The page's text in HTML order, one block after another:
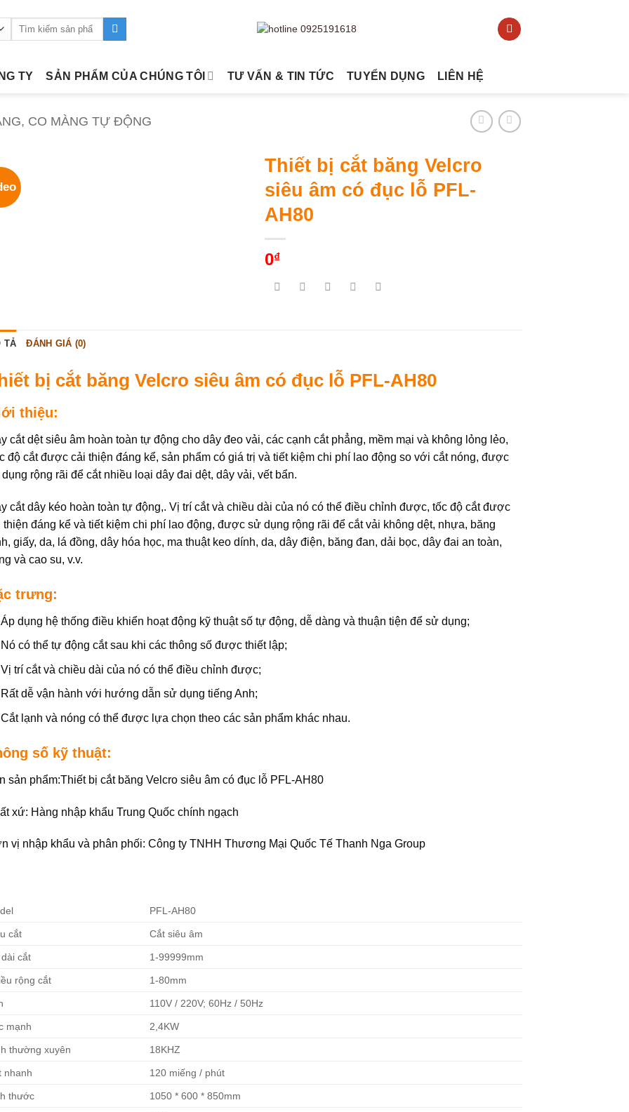
Tìm
TY SẢN PHẨM CỦA CHÚNG TÔI TƯ VẤN & TIN TỨC TUYỂN DỤNG LIÊN HỆ
CO MÀNG TỰ ĐỘNG
Thiết bị cắt băng Velcro
siêu âm có đục lỗ PFL-
AH80
0₫
TẢ ĐÁNH GIÁ (0)
bị cắt băng Velcro siêu âm có đục lỗ PFL-AH80
thiệu:
cắt dệt siêu âm hoàn toàn tự động cho dây đeo vải, các cạnh cắt phẳng, mềm mại và không lỏng lẻo,
độ cắt được cải thiện đáng kể, sản phẩm có giá trị và tiết kiệm chi phí lao động so với cắt nóng, được
rộng rãi để cắt nhiều loại dây đai dệt, dây vải, vết bẩn.
cắt dây kéo hoàn toàn tự động,. Vị trí cắt và chiều dài của nó có thể điều chỉnh được, tốc độ cắt được
thiện đáng kể và tiết kiệm chi phí lao động, được sử dụng rộng rãi để cắt vải không dệt, nhựa, băng
giấy, da, lá đồng, dây hóa học, ma thuật keo dính, da, dây điện, băng đan, dải bọc, dây đai an toàn,
và cao su, v.v.
trưng:
Áp dụng hệ thống điều khiển hoạt động kỹ thuật số tự động, dễ dàng và thuận tiện để sử dụng;
Nó có thể tự động cắt sau khi các thông số được thiết lập;
Vị trí cắt và chiều dài của nó có thể điều chỉnh được;
Rất dễ vận hành với hướng dẫn sử dụng tiếng Anh;
Cắt lạnh và nóng có thể được lựa chọn theo các sản phẩm khác nhau.
số kỹ thuật:
sản phẩm:Thiết bị cắt băng Velcro siêu âm có đục lỗ PFL-AH80
xứ: Hàng nhập khẩu Trung Quốc chính ngạch
vị nhập khẩu và phân phối: Công ty TNHH Thương Mại Quốc Tế Thanh Nga Group
PFL-AH80
cắt Cắt siêu âm
cắt 1-99999mm
rộng cắt 1-80mm
110V / 220V; 60Hz / 50Hz
mạnh 2,4KW
thường xuyên 18KHZ
nhanh 120 miếng / phút
thước 1050 * 600 * 850mm